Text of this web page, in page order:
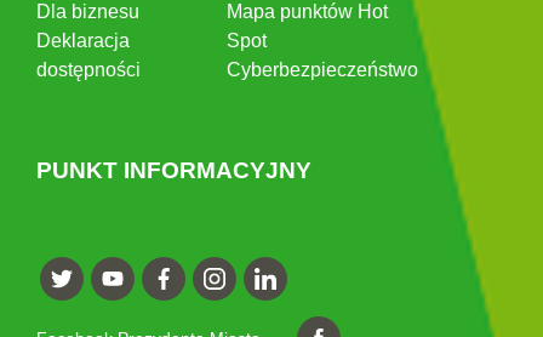
Dla biznesu
Deklaracja
dostępności
Mapa punktów Hot
Spot
Cyberbezpieczeństwo
PUNKT INFORMACYJNY